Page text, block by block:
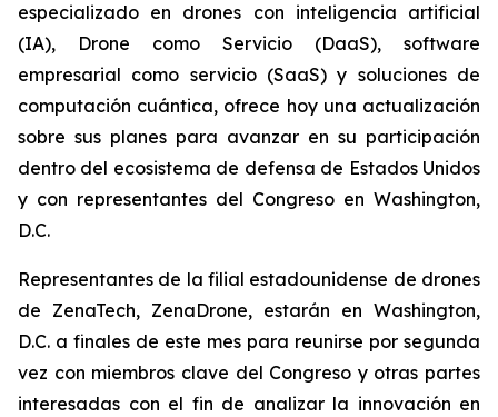
especializado en drones con inteligencia artificial
(IA), Drone como Servicio (DaaS), software
empresarial como servicio (SaaS) y soluciones de
computación cuántica, ofrece hoy una actualización
sobre sus planes para avanzar en su participación
dentro del ecosistema de defensa de Estados Unidos
y con representantes del Congreso en Washington,
D.C.
Representantes de la filial estadounidense de drones
de ZenaTech, ZenaDrone, estarán en Washington,
D.C. a finales de este mes para reunirse por segunda
vez con miembros clave del Congreso y otras partes
interesadas con el fin de analizar la innovación en